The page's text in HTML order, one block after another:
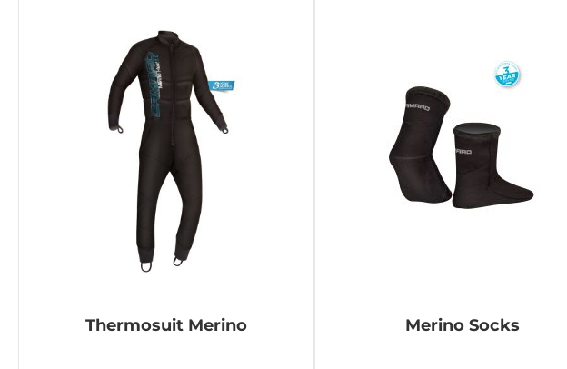
Thermosuit Merino Merino Socks